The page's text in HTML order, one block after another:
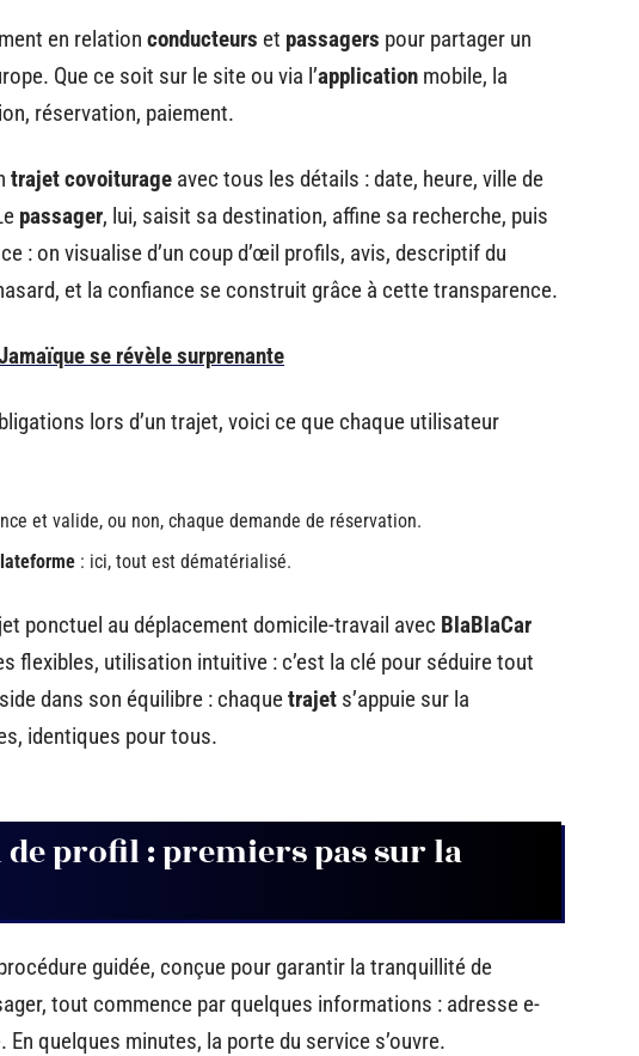
en relation conducteurs et passagers pour partager un
Que ce soit sur le site ou via l’application mobile, la
réservation, paiement.
trajet covoiturage avec tous les détails : date, heure, ville de
passager, lui, saisit sa destination, affine sa recherche, puis
: on visualise d’un coup d’œil profils, avis, descriptif du
et la confiance se construit grâce à cette transparence.
se révèle surprenante
lors d’un trajet, voici ce que chaque utilisateur
et valide, ou non, chaque demande de réservation.
: ici, tout est dématérialisé.
ponctuel au déplacement domicile-travail avec BlaBlaCar
flexibles, utilisation intuitive : c’est la clé pour séduire tout
dans son équilibre : chaquetrajet s’appuie sur la
identiques pour tous.
profil : premiers pas sur la
guidée, conçue pour garantir la tranquillité de
tout commence par quelques informations : adresse e-
quelques minutes, la porte du service s’ouvre.